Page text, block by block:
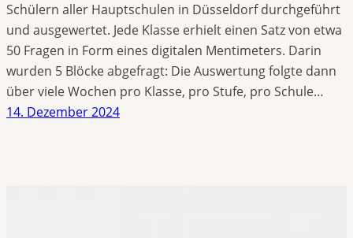
Schülern aller Hauptschulen in Düsseldorf durchgeführt
und ausgewertet. Jede Klasse erhielt einen Satz von etwa
50 Fragen in Form eines digitalen Mentimeters. Darin
wurden 5 Blöcke abgefragt: Die Auswertung folgte dann
über viele Wochen pro Klasse, pro Stufe, pro Schule…
14. Dezember 2024